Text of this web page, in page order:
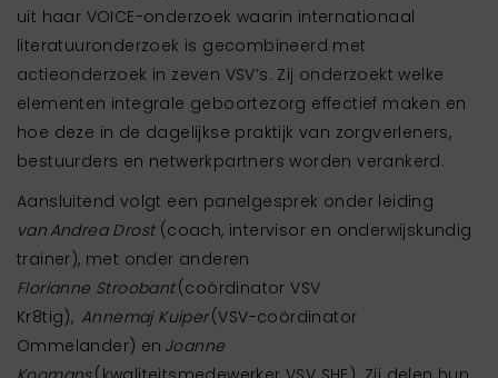
uit haar VOICE-onderzoek waarin internationaal
literatuuronderzoek is gecombineerd met
actieonderzoek in zeven VSV’s. Zij onderzoekt welke
elementen integrale geboortezorg effectief maken en
hoe deze in de dagelijkse praktijk van zorgverleners,
bestuurders en netwerkpartners worden verankerd.
Aansluitend volgt een panelgesprek onder leiding
van Andrea Drost (coach, intervisor en onderwijskundig
trainer), met onder anderen
Florianne Stroobant(coördinator VSV
Kr8tig), Annemaj Kuiper(VSV-coördinator
Ommelander) en Joanne